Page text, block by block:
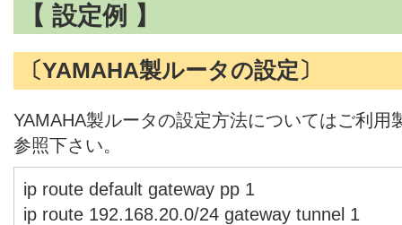
【 設定例 】
〔YAMAHA製ルータの設定〕
YAMAHA製ルータの設定方法についてはご利用
参照下さい。
ip route default gateway pp 1
ip route 192.168.20.0/24 gateway tunnel 1